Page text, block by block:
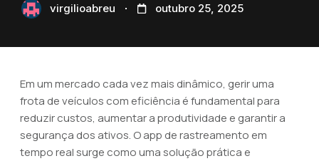
virgilioabreu outubro 25, 2025
Em um mercado cada vez mais dinâmico, gerir uma
frota de veículos com eficiência é fundamental para
reduzir custos, aumentar a produtividade e garantir a
segurança dos ativos. O app de rastreamento em
tempo real surge como uma solução prática e